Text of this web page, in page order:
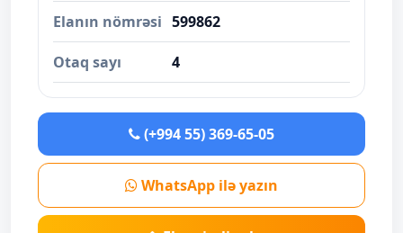
Elanın nömrəsi 599862
Otaq sayı 4
(+994 55) 369-65-05
WhatsApp ilə yazın